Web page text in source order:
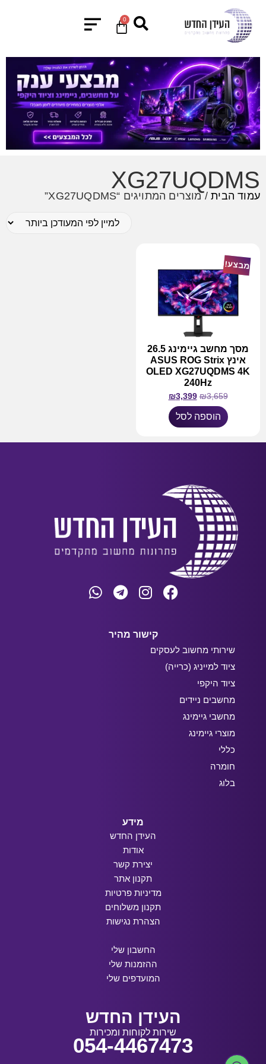
0
XG27UQDMS
עמוד הבית/ מוצרים המתויגים “XG27UQDMS”
מבצע!
מסך מחשב גיימינג 26.5
אינץ ASUS ROG Strix
OLED XG27UQDMS 4K
240Hz
₪3,659
₪3,399
הוספה לסל
קישור מהיר
שירותי מחשוב לעסקים
ציוד למייניג (כרייה)
ציוד היקפי
מחשבים ניידים
מחשבי גיימינג
מוצרי גיימינג
כללי
חומרה
בלוג
מידע
העידן החדש
אודות
יצירת קשר
תקנון אתר
מדיניות פרטיות
תקנון משלוחים
הצהרת נגישות
החשבון שלי
ההזמנות שלי
המועדפים שלי
העידן החדש
שירות לקוחות ומכירות
054-4467473